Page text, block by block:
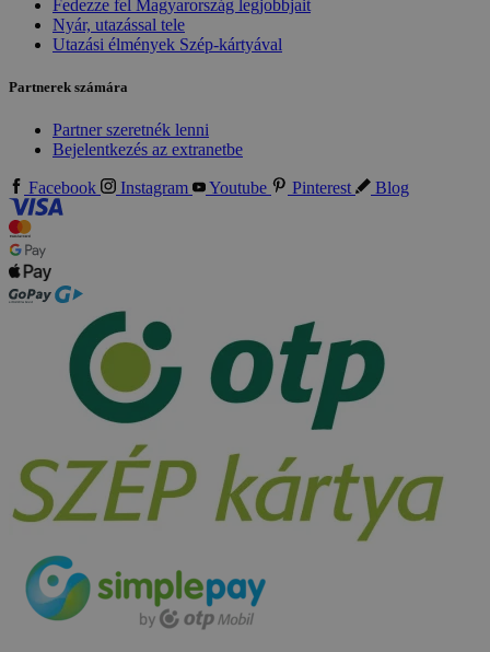
Fedezze fel Magyarország legjobbjait
Nyár, utazással tele
Utazási élmények Szép-kártyával
Partnerek számára
Partner szeretnék lenni
Bejelentkezés az extranetbe
Facebook Instagram Youtube Pinterest Blog